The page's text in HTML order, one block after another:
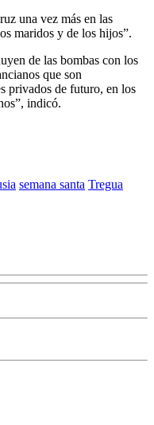
una vez más en las
maridos y de los hijos”.
de las bombas con los
que son
privados de futuro, en los
indicó.
semana santa Tregua